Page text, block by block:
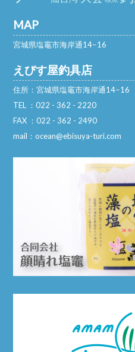
MAP
宮城県塩竈市海岸通14−16
えびす屋釣具店
住所：宮城県塩竈市海岸通14−16
TEL ：022 - 362 - 2220
FAX ：022 - 362 - 2490
mail：ocean@ebisuya-turi.com